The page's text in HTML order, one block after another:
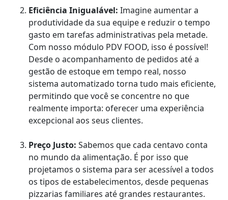
Eficiência Inigualável: Imagine aumentar a
produtividade da sua equipe e reduzir o tempo
gasto em tarefas administrativas pela metade.
Com nosso módulo PDV FOOD, isso é possível!
Desde o acompanhamento de pedidos até a
gestão de estoque em tempo real, nosso
sistema automatizado torna tudo mais eficiente,
permitindo que você se concentre no que
realmente importa: oferecer uma experiência
excepcional aos seus clientes.
Preço Justo: Sabemos que cada centavo conta
no mundo da alimentação. É por isso que
projetamos o sistema para ser acessível a todos
os tipos de estabelecimentos, desde pequenas
pizzarias familiares até grandes restaurantes.